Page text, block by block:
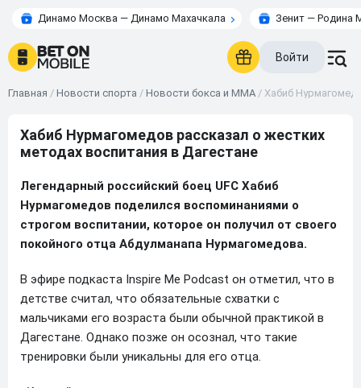
Динамо Москва — Динамо Махачкала Зенит — Родина
Войти
Главная / Новости спорта / Новости бокса и ММА / Хабиб
Хабиб Нурмагомедов рассказал о жестких
методах воспитания в Дагестане
Легендарный российский боец UFC Хабиб
Нурмагомедов поделился воспоминаниями о
строгом воспитании, которое он получил от своего
покойного отца Абдулманапа Нурмагомедова.
В эфире подкаста Inspire Me Podcast он отметил, что в
детстве считал, что обязательные схватки с
мальчиками его возраста были обычной практикой в
Дагестане. Однако позже он осознал, что такие
тренировки были уникальны для его отца.